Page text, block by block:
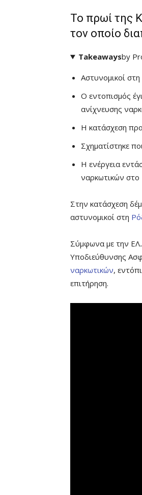
Το πρωί της
τον οποίο
Takeawaysby
Αστυνομικοί
Ο εντοπισμός
ανίχνευσης
Η κατάσχεση
Σχηματίστηκε
Η ενέργεια
ναρκωτικών στο
Στην κατάσχεση
αστυνομικοί στη
Σύμφωνα με την
Υποδιεύθυνσης
ναρκωτικών,
επιτήρηση.